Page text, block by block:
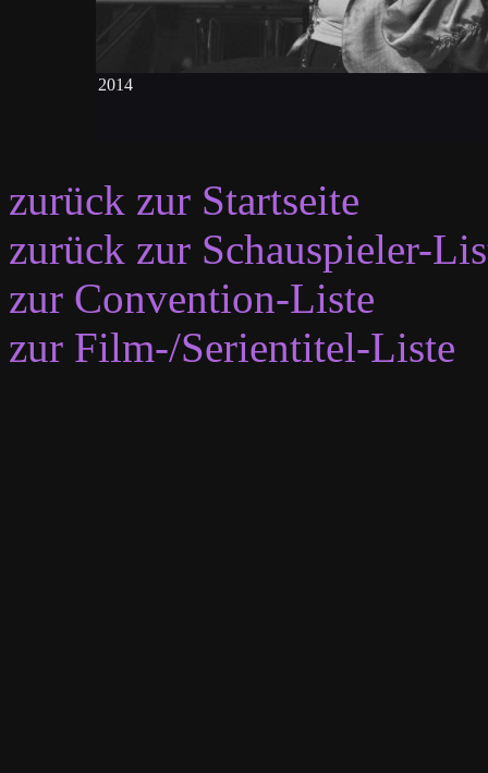
2014
zurück zur Startseite
zurück zur Schauspieler-
zur Convention-Liste
zur Film-/Serientitel-Liste